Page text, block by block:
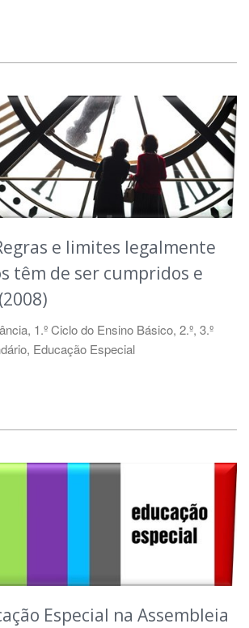
e limites legalmente
têm de ser cumpridos e
, 1.º Ciclo do Ensino Básico, 2.º, 3.º
, Educação Especial
Especial na Assembleia